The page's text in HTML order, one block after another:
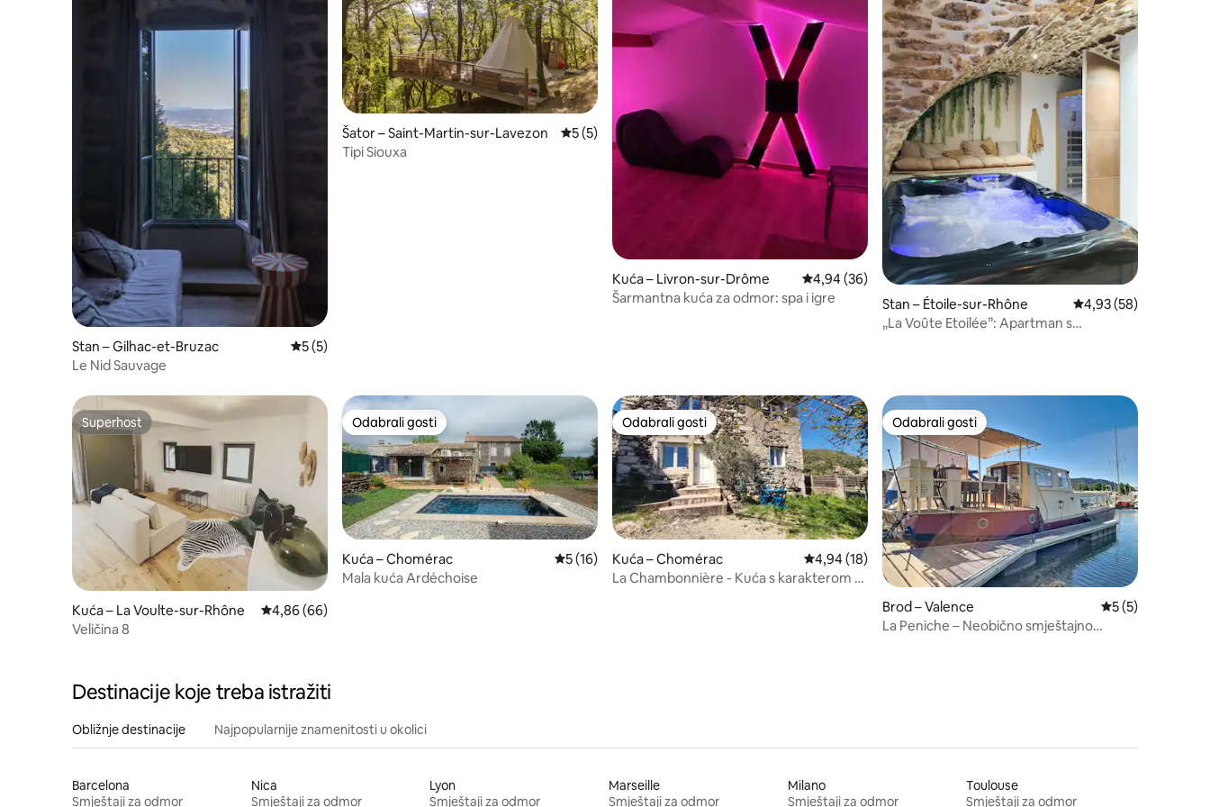
Stan – Gilhac-et-Bruzac Prosječna ocjena: 5/5, recenzija: 5
5 (5)
Le Nid Sauvage
Šator – Saint-Martin-sur-Lavezon Prosječna ocjena: 5/5, recenzija: 5
5 (5)
Tipi Siouxa
Kuća – Livron-sur-Drôme Prosječna ocjena: 4,94/5, recenzija: 36
4,94 (36)
Šarmantna kuća za odmor: spa i igre
Stan – Étoile-sur-Rhône Prosječna ocjena:
4,93 (58)
„La Voûte Etoilée”: Apartman s
Superhost
Superhost
Kuća – La Voulte-sur-Rhône Prosječna ocjena: 4,86/5, recenzija: 66
4,86 (66)
Veličina 8
Odabrali gosti
Odabrali gosti
Kuća – Chomérac Prosječna ocjena: 5/5, recenzija: 16
5 (16)
Mala kuća Ardéchoise
Odabrali gosti
Odabrali gosti
Kuća – Chomérac Prosječna ocjena: 4,94/5, recenzija: 18
4,94 (18)
La Chambonnière - Kuća s karakterom u
Odabrali gosti
Odabrali gosti
Brod – Valence Prosječna
5 (5)
La Peniche – Neobično smještajno
Destinacije koje treba istražiti
Obližnje destinacije Najpopularnije znamenitosti u okolici
Barcelona
Smještaji za odmor
Nica
Smještaji za odmor
Lyon
Smještaji za odmor
Marseille
Smještaji za odmor
Milano
Smještaji za odmor
Toulouse
Smještaji za odmor